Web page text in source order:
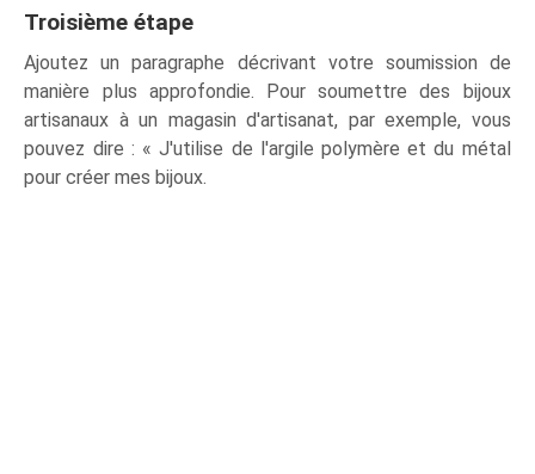
Troisième étape
Ajoutez un paragraphe décrivant votre soumission de
manière plus approfondie. Pour soumettre des bijoux
artisanaux à un magasin d'artisanat, par exemple, vous
pouvez dire : « J'utilise de l'argile polymère et du métal
pour créer mes bijoux.